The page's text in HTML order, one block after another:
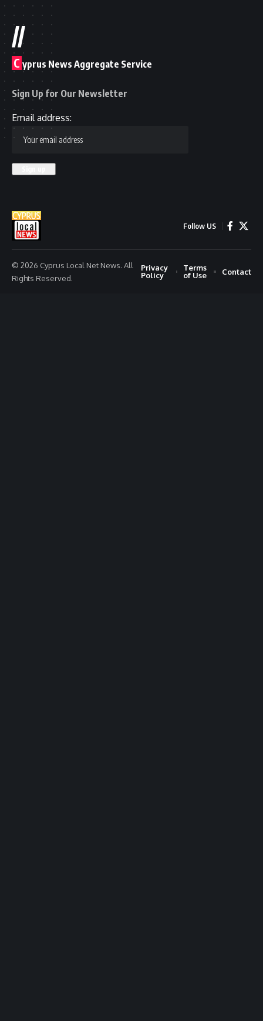
//
C yprus News Aggregate Service
Sign Up for Our Newsletter
Email address:
Follow US
© 2026 Cyprus Local Net News. All
Rights Reserved.
Privacy
Policy
Terms
of Use
Contact